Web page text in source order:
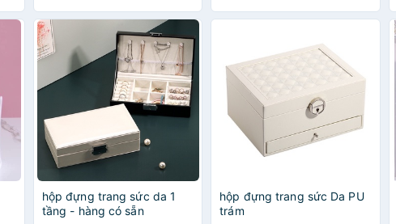
hộp đựng trang sức da 1
tầng - hàng có sẵn
hộp đựng trang sức Da PU
trám